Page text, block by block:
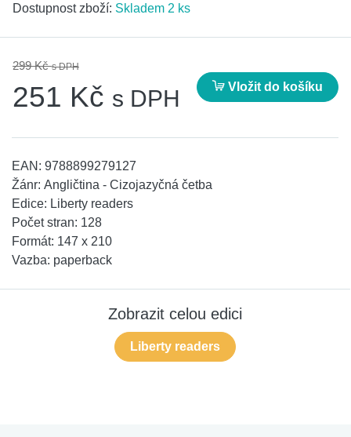
Dostupnost zboží: Skladem 2 ks
299 Kčs DPH
251 Kč s DPH Vložit do košíku
EAN: 9788899279127
Žánr: Angličtina - Cizojazyčná četba
Edice: Liberty readers
Počet stran: 128
Formát: 147 x 210
Vazba: paperback
Zobrazit celou edici
Liberty readers